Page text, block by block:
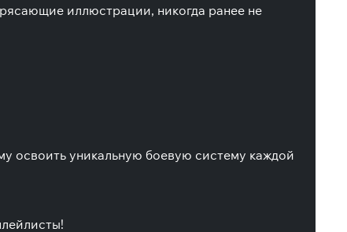
иллюстрации, никогда ранее не
освоить уникальную боевую систему каждой